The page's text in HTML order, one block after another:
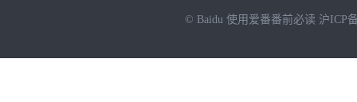
© Baidu 使用爱番番前必读 沪ICP